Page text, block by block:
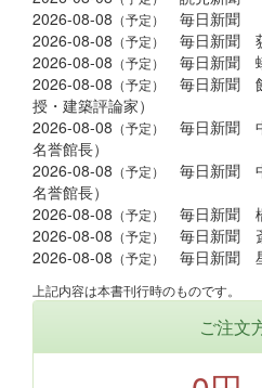
2026-08-08 （予定）
毎日新聞
2026-08-08 （予定）
毎日新聞
2026-08-08 （予定）
毎日新聞
2026-08-08 （予定）
毎日新聞
授・建築評論家）
2026-08-08 （予定）
毎日新聞
名誉館長）
2026-08-08 （予定）
毎日新聞
名誉館長）
2026-08-08 （予定）
毎日新聞
2026-08-08 （予定）
毎日新聞
2026-08-08 （予定） 毎日新聞
上記内容は本書刊行時のものです。
ご注文